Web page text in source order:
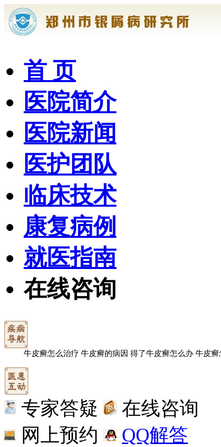
首 页
医院简介
医院新闻
医护团队
临床技术
康复病例
就医指南
在线咨询
牛皮癣怎么治疗 牛皮癣的病因 得了牛皮癣怎么办 牛皮癣
专家答疑
在线咨询
网上预约
QQ解答